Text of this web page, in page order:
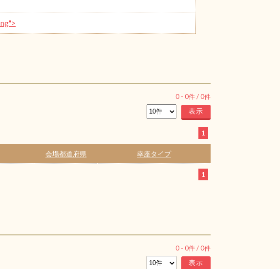
0 - 0件 /0件
1
会場都道府県 幸座タイプ
1
0 - 0件 /0件